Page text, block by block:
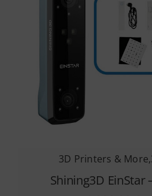
3D Printers & More,
Shining3D EinStar